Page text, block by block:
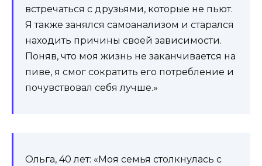
встречаться с друзьями, которые не пьют.
Я также занялся самоанализом и старался
находить причины своей зависимости.
Поняв, что моя жизнь не заканчивается на
пиве, я смог сократить его потребление и
почувствовал себя лучше.»
Ольга, 40 лет: «Моя семья столкнулась с